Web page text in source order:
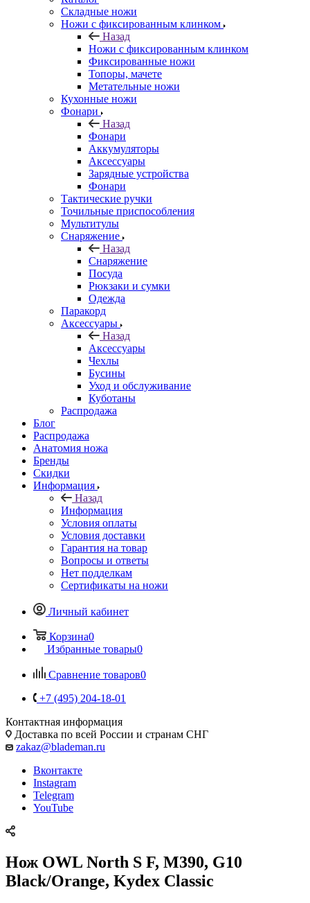
Складные ножи
Ножи с фиксированным клинком
Назад
Ножи с фиксированным клинком
Фиксированные ножи
Топоры, мачете
Метательные ножи
Кухонные ножи
Фонари
Назад
Фонари
Аккумуляторы
Аксессуары
Зарядные устройства
Фонари
Тактические ручки
Точильные приспособления
Мультитулы
Снаряжение
Назад
Снаряжение
Посуда
Рюкзаки и сумки
Одежда
Паракорд
Аксессуары
Назад
Аксессуары
Чехлы
Бусины
Уход и обслуживание
Куботаны
Распродажа
Блог
Распродажа
Анатомия ножа
Бренды
Скидки
Информация
Назад
Информация
Условия оплаты
Условия доставки
Гарантия на товар
Вопросы и ответы
Нет подделкам
Сертификаты на ножи
Личный кабинет
Корзина0
Избранные товары0
Сравнение товаров0
+7 (495) 204-18-01
Контактная информация
Доставка по всей России и странам СНГ
zakaz@blademan.ru
Вконтакте
Instagram
Telegram
YouTube
Нож OWL North S F, M390, G10
Black/Orange, Kydex Classic